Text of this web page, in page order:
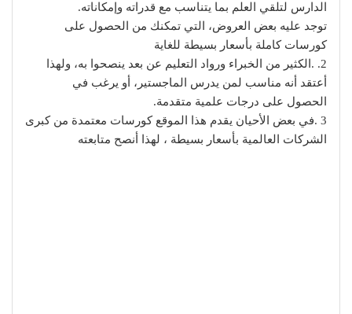
الدارس لتلقي العلم بما يتناسب مع قدراته وإمكاناته.
توجد عليه بعض العروض، التي تمكنك من الحصول على
كورسات كاملة بأسعار بسيطة للغاية
2. .الكثير من الخبراء ورواد التعليم عن بعد ينصحوا به، ولهذا
أعتقد أنه مناسب لمن يدرس الماجستير، أو يرغب في
الحصول على درجات علمية متقدمة.
3 .في بعض الأحيان يقدم هذا الموقع كورسات معتمدة من كبرى
الشركات العالمية بأسعار بسيطة ، لهذا أنصح متابعته